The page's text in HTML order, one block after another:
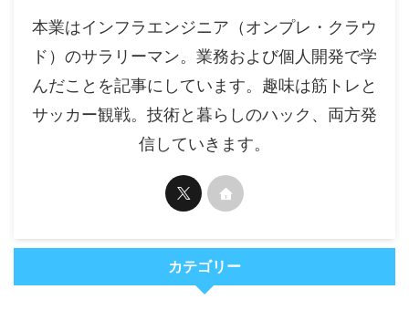
本業はインフラエンジニア（オンプレ・クラウ
ド）のサラリーマン。業務および個人開発で学
んだことを記事にしています。趣味は筋トレと
サッカー観戦。技術と暮らしのハック、両方発
信していきます。
カテゴリー